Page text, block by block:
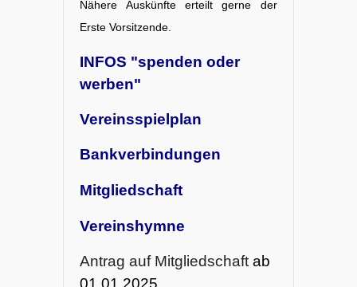
Nähere Auskünfte erteilt gerne der
Erste Vorsitzende.
INFOS "spenden oder
werben"
Vereinsspielplan
Bankverbindungen
Mitgliedschaft
Vereinshymne
Antrag auf Mitgliedschaft ab
01.01.2025